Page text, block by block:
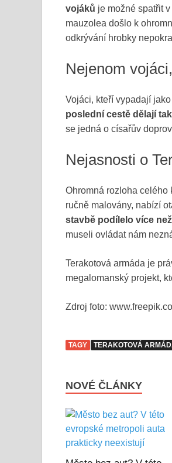
vojáků je možné spatřit
mauzolea došlo k
odkrývání hrobky
Nejenom
Vojáci, kteří vypadají
poslední cestě dělají
se jedná o císařův
Nejasnosti o
Ohromná rozloha celého
ručně malovány, nabízí
stavbě podílelo více
museli ovládat nám
Terakotová armáda je
megalomanský projekt,
Zdroj foto:
TAGY TERAKOTOVÁ
NOVÉ ČLÁNKY